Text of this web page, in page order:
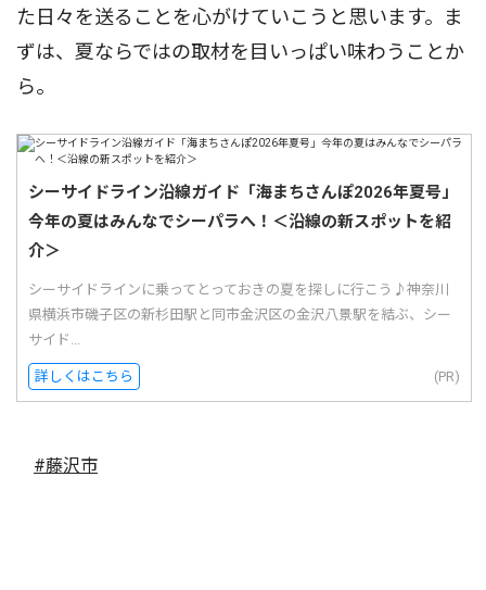
た日々を送ることを心がけていこうと思います。ま
ずは、夏ならではの取材を目いっぱい味わうことか
ら。
シーサイドライン沿線ガイド「海まちさんぽ2026年夏号」
今年の夏はみんなでシーパラへ！＜沿線の新スポットを紹
介＞
シーサイドラインに乗ってとっておきの夏を探しに行こう♪神奈川
県横浜市磯子区の新杉田駅と同市金沢区の金沢八景駅を結ぶ、シー
サイド...
詳しくはこちら (PR)
#藤沢市